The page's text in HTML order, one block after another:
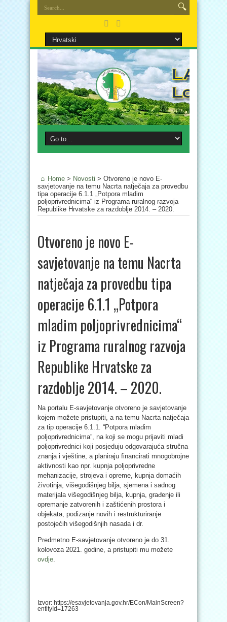
Home > Novosti > Otvoreno je novo E-
savjetovanje na temu Nacrta natječaja za provedbu
tipa operacije 6.1.1 „Potpora mladim
poljoprivrednicima“ iz Programa ruralnog razvoja
Republike Hrvatske za razdoblje 2014. – 2020.
Otvoreno je novo E-
savjetovanje na temu Nacrta
natječaja za provedbu tipa
operacije 6.1.1 „Potpora
mladim poljoprivrednicima“
iz Programa ruralnog razvoja
Republike Hrvatske za
razdoblje 2014. – 2020.
Na portalu E-savjetovanje otvoreno je savjetovanje
kojem možete pristupiti, a na temu Nacrta natječaja
za tip operacije 6.1.1. “Potpora mladim
poljoprivrednicima”, na koji se mogu prijaviti mladi
poljoprivrednici koji posjeduju odgovarajuća stručna
znanja i vještine, a planiraju financirati mnogobrojne
aktivnosti kao npr. kupnja poljoprivredne
mehanizacije, strojeva i opreme, kupnja domaćih
životinja, višegodišnjeg bilja, sjemena i sadnog
materijala višegodišnjeg bilja, kupnja, građenje ili
opremanje zatvorenih i zaštićenih prostora i
objekata, podizanje novih i restrukturiranje
postojećih višegodišnjih nasada i dr.
Predmetno E-savjetovanje otvoreno je do 31.
kolovoza 2021. godine, a pristupiti mu možete
ovdje.
Izvor: https://esavjetovanja.gov.hr/ECon/MainScreen?
entityId=17263